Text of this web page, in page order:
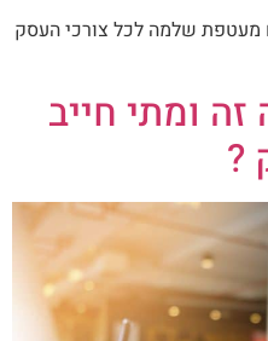
מעטפת שלמה לכל צורכי העסק
זה ומתי חייב
?